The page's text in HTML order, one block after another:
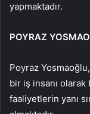
yapmaktadır.
POYRAZ
Poyraz
bir iş insanı
faaliyetlerin yanı